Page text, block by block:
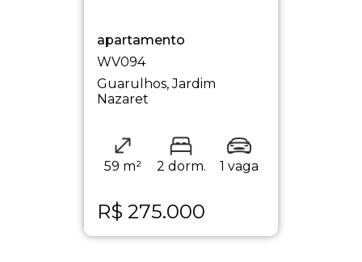
apartamento
WV094
Guarulhos, Jardim
Nazaret
59 m² 2 dorm. 1 vaga
R$ 275.000